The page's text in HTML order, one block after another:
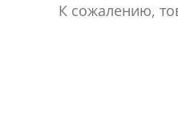
К сожалению,